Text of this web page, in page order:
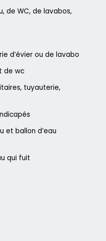
de WC, de lavabos,
d’évier ou de lavabo
de wc
tuyauterie,
et ballon d’eau
qui fuit